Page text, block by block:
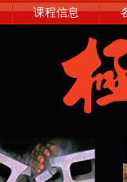
课程信息